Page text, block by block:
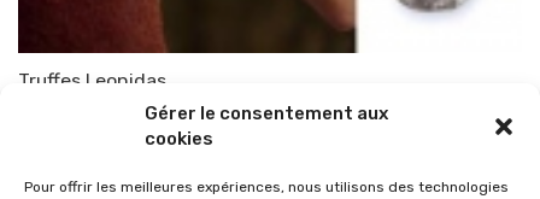
Gérer le consentement aux
cookies
Pour offrir les meilleures expériences, nous utilisons des technologies
Truffes Leonidas
TOP-PARENTS 1 novembre 2010